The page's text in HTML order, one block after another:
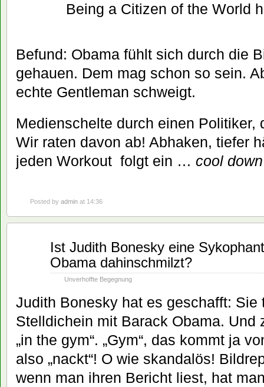
Being a Citizen of the World
Befund: Obama fühlt sich durch die
gehauen. Dem mag schon so sein.
echte Gentleman schweigt.
Medienschelte durch einen Politiker,
Wir raten davon ab! Abhaken, tiefer
jeden Workout folgt ein … cool down
Posted by admin at 14:36
Ist Judith Bonesky eine
Obama dahinschmilzt?
Unverhoffte Begegnung
Judith Bonesky hat es geschafft: Sie
Stelldichein mit Barack Obama. Und
„in the gym“. „Gym“, das kommt ja
also „nackt“! O wie skandalös!
wenn man ihren Bericht liest, hat